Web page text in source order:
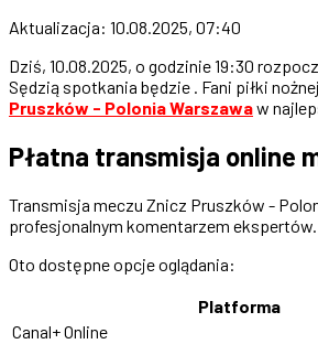
Aktualizacja: 10.08.2025, 07:40
Dziś, 10.08.2025, o godzinie 19:30
Sędzią spotkania będzie . Fani piłki
Pruszków - Polonia Warszawaw
Płatna transmisja online
Transmisja meczu Znicz Pruszków -
profesjonalnym komentarzem
Oto dostępne opcje oglądania:
Platforma
Canal+ Online